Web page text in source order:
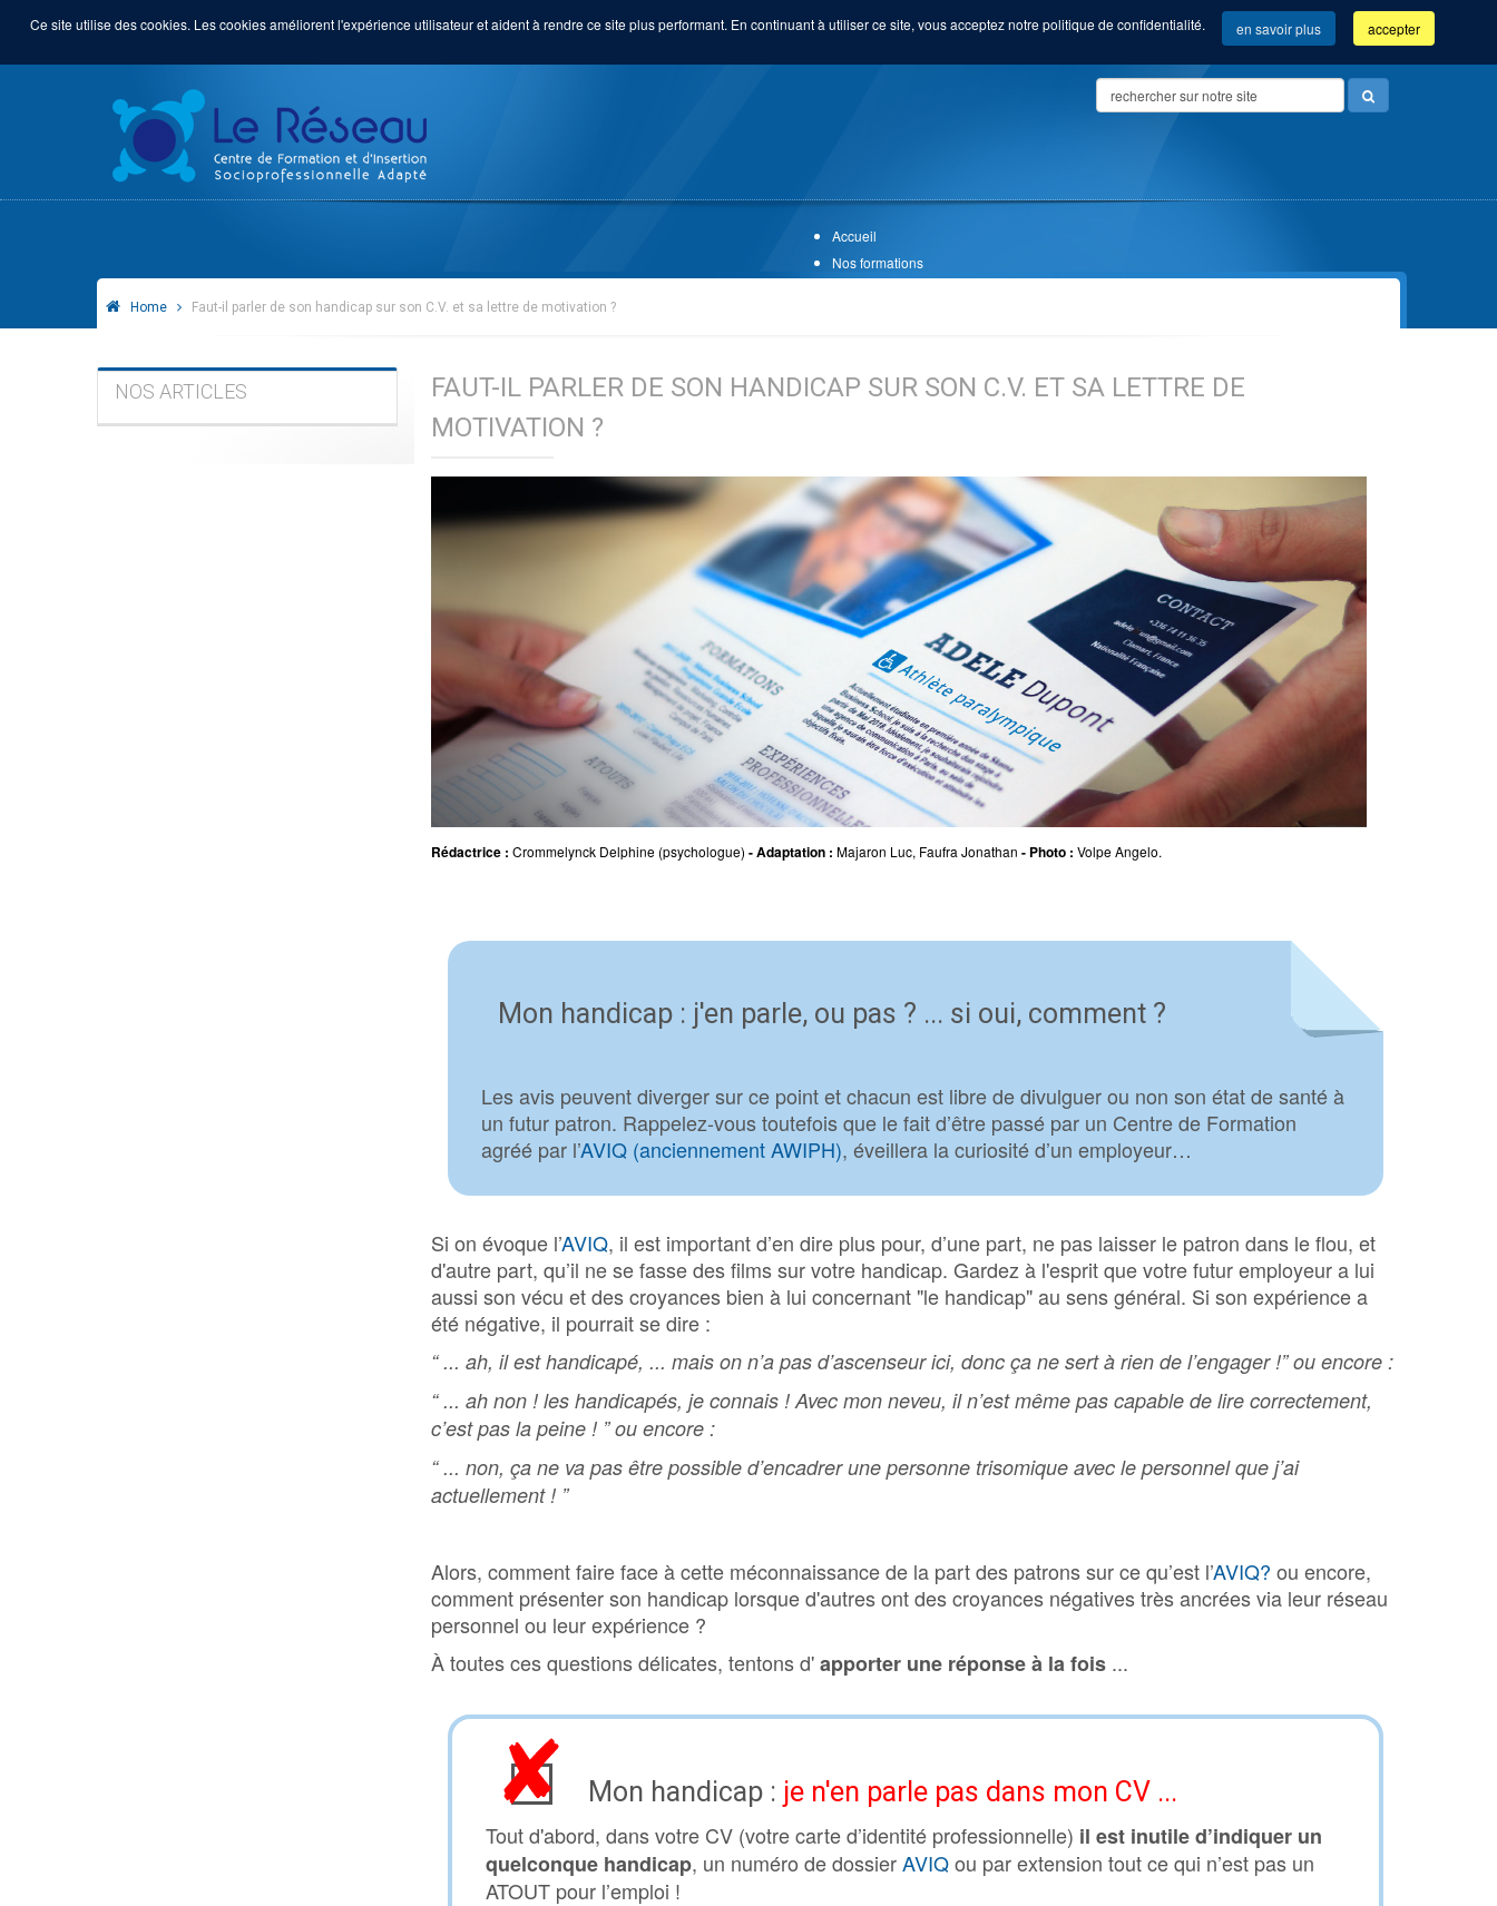
Ce site utilise des cookies. Les cookies améliorent l'expérience utilisateur et aident à rendre ce site plus performant. En continuant à utiliser ce site, vous acceptez notre politique de confidentialité. en savoir plus accepter
Search
...
Accueil
Nos formations
Employé(e) administratif(ve)
Dessin technique (DAO)
Maintenance informatique
Module OSE !
Webdesign
Infographie prépresse
Accompagnement
Présentation des modules d'Orientation & d'Accompagnement
Organisation et contenu du module d'Orientation
Conditions et procédures d'admission au module d'Orientation
Professionnelle ▶
Organisation et contenu du module d'Accompagnement au Projet d'Insertion
Professionnelle
Jobcoaching
Qu'est-ce que le
Jobcoaching ?
Le Jobcoaching pour les employeurs
À propos
Nos vidéos
Nos partenaires, notre réseau
secrétariat
Envoi d'un formulaire
FIF
Home Faut-il parler de son handicap sur son C.V. et sa lettre de motivation ?
NOS ARTICLES
FAUT-IL PARLER DE SON HANDICAP SUR SON C.V. ET SA LETTRE DE
MOTIVATION ?
Rédactrice : Crommelynck Delphine (psychologue) - Adaptation : Majaron Luc, Faufra Jonathan - Photo : Volpe Angelo.
Mon handicap : j'en parle, ou pas ? ... si oui, comment ?
Les avis peuvent diverger sur ce point et chacun est libre de divulguer ou non son état de santé à
un futur patron. Rappelez-vous toutefois que le fait d’être passé par un Centre de Formation
agréé par l’AVIQ (anciennement AWIPH), éveillera la curiosité d’un employeur…
Si on évoque l’AVIQ, il est important d’en dire plus pour, d’une part, ne pas laisser le patron dans le flou, et
d'autre part, qu’il ne se fasse des films sur votre handicap. Gardez à l'esprit que votre futur employeur a lui
aussi son vécu et des croyances bien à lui concernant "le handicap" au sens général. Si son expérience a
été négative, il pourrait se dire :
“ ... ah, il est handicapé, ... mais on n’a pas d’ascenseur ici, donc ça ne sert à rien de l’engager !” ou encore :
“ ... ah non ! les handicapés, je connais ! Avec mon neveu, il n’est même pas capable de lire correctement,
c’est pas la peine ! ”ou encore :
“ ... non, ça ne va pas être possible d’encadrer une personne trisomique avec le personnel que j’ai
actuellement ! ”
Alors, comment faire face à cette méconnaissance de la part des patrons sur ce qu’est l’AVIQ? ou encore,
comment présenter son handicap lorsque d'autres ont des croyances négatives très ancrées via leur réseau
personnel ou leur expérience ?
À toutes ces questions délicates, tentons d'apporter une réponse à la fois ...
Mon handicap : je n'en parle pas dans mon CV ...
Tout d'abord, dans votre CV (votre carte d’identité professionnelle) il est inutile d’indiquer un
quelconque handicap, un numéro de dossierAVIQou par extension tout ce qui n’est pas un
ATOUT pour l’emploi !